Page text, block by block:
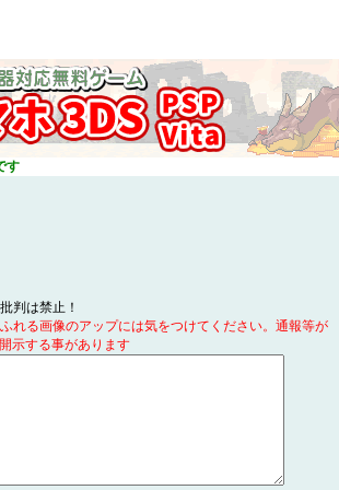
す
判は禁止！
れる画像のアップには気をつけてください。通報等が
示する事があります